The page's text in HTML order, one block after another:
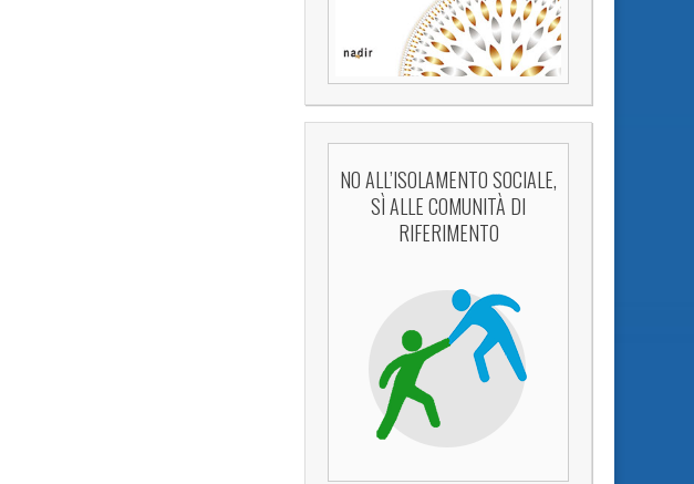
NO ALL’ISOLAMENTO SOCIALE,
SÌ ALLE COMUNITÀ DI
RIFERIMENTO